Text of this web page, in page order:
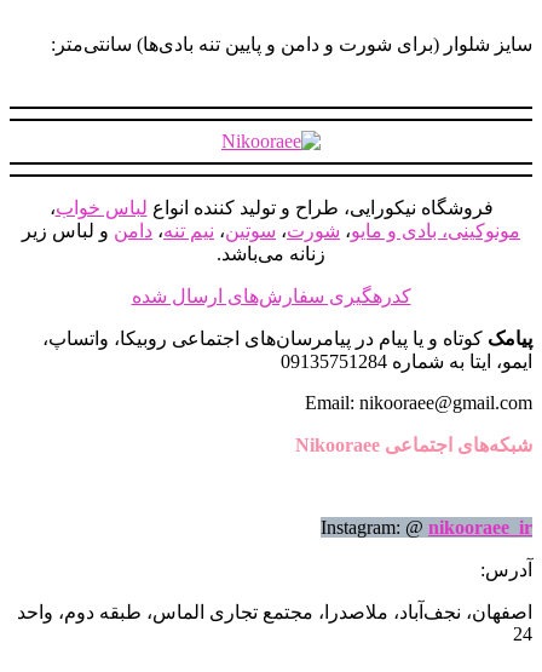
باشد.
ممکن
در
محصول
انتخاب
سایز شلوار (برای شورت و دامن و پایین تنه بادی‌ها) سانتی‌متر:
فروشگاه نیکورایی، طراح و تولید کننده انواع لباس خواب،
مونوکینی، بادی و مایو، شورت، سوتین، نیم تنه، دامن و لباس زیر
زنانه می‌باشد.
کدرهگیری سفارش‌های ارسال شده
پیامک کوتاه و یا پیام در پیامرسان‌های اجتماعی روبیکا، واتساپ،
ایمو، ایتا به شماره 09135751284
Email: nikooraee@gmail.com
شبکه‌های اجتماعی Nikooraee
Instagram: @ nikooraee_ir
آدرس:
اصفهان، نجف‌آباد، ملاصدرا، مجتمع تجاری الماس، طبقه دوم، واحد
24